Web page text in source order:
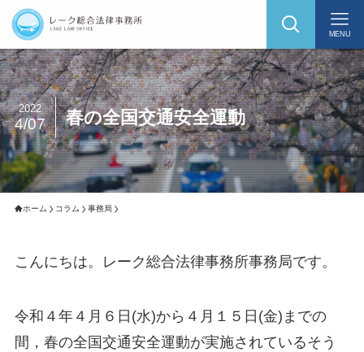
MENU
春の全国交通安全運動
2022
4/07
ホーム コラム 事務局
こんにちは。レーク総合法律事務所事務局です。
令和４年４月６日(水)から４月１５日(金)までの
間，春の全国交通安全運動が実施されているそう